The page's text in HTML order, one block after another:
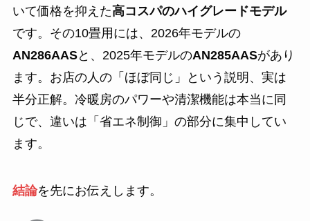
いて価格を抑えた高コスパのハイグレードモデル
です。その10畳用には、2026年モデルの
AN286AASと、2025年モデルのAN285AASがあり
ます。お店の人の「ほぼ同じ」という説明、実は
半分正解。冷暖房のパワーや清潔機能は本当に同
じで、違いは「省エネ制御」の部分に集中してい
ます。
結論を先にお伝えします。